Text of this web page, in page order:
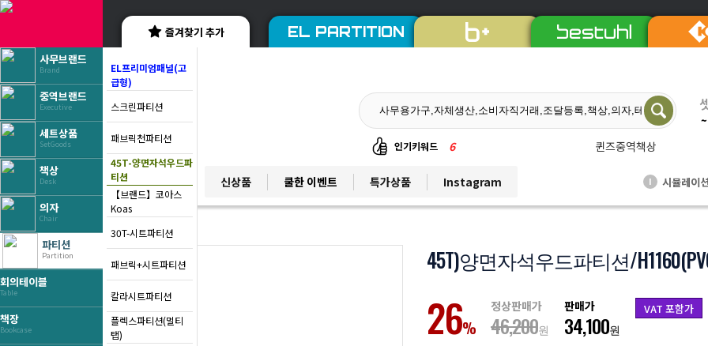
사무브랜드
Brand
중역브랜드
Executive
세트상품
SetGoods
책상
Desk
의자
Chair
파티션
Partition
회의테이블
Table
책장
Bookcase
EL프리미엄패널(고
급형)
스크린파티션
패브릭천파티션
45T-양면자석우드파
티션
【브랜드】코아스
Koas
30T-시트파티션
패브릭+시트파티션
칼라시트파티션
플렉스파티션(멀티
탭)
즐겨찾기 추가 EL PARTITION
인기키워드 6
퀸즈중역책상
듀오백체어
1
비플러스의자
칼라철재
3
세트상품
YES BRAND
베스트 브랜드 신상품 쿨한 이벤트 특가상품 Instagram I 시뮬레이션
45T)양면자석우드파티션/
26%
정상판매가
46,200원
판매가
34,100원
VAT 포함가